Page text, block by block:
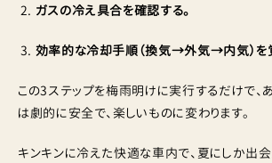
ガスの冷え具合を確認する。
効率的な冷却手順（換気→外気→内気）を
この3ステップを梅雨明けに実行するだけで、
は劇的に安全で、楽しいものに変わります。
キンキンに冷えた快適な車内で、夏にしか出